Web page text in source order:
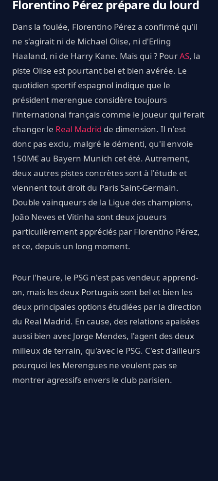
Florentino Pérez prépare du lourd
Dans la foulée, Florentino Pérez a confirmé qu'il
ne s'agirait ni de Michael Olise, ni d'Erling
Haaland, ni de Harry Kane. Mais qui ? PourAS, la
piste Olise est pourtant bel et bien avérée. Le
quotidien sportif espagnol indique que le
président merengue considère toujours
l'international français comme le joueur qui ferait
changer le Real Madrid de dimension. Il n'est
donc pas exclu, malgré le démenti, qu'il envoie
150M€ au Bayern Munich cet été. Autrement,
deux autres pistes concrètes sont à l'étude et
viennent tout droit du Paris Saint-Germain.
Double vainqueurs de la Ligue des champions,
João Neves et Vitinha sont deux joueurs
particulièrement appréciés par Florentino Pérez,
et ce, depuis un long moment.
Pour l'heure, le PSG n'est pas vendeur, apprend-
on, mais les deux Portugais sont bel et bien les
deux principales options étudiées par la direction
du Real Madrid. En cause, des relations apaisées
aussi bien avec Jorge Mendes, l'agent des deux
milieux de terrain, qu'avec le PSG. C'est d'ailleurs
pourquoi les Merengues ne veulent pas se
montrer agressifs envers le club parisien.